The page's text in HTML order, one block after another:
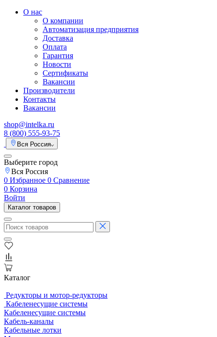
О нас
О компании
Автоматизация предприятия
Доставка
Оплата
Гарантия
Новости
Сертификаты
Вакансии
Производители
Контакты
Вакансии
shop@intelka.ru
8 (800) 555-93-75
Вся Россия
Выберите город
Вся Россия
0 Избранное 0 Сравнение
0 Корзина
Войти
Каталог товаров
Каталог
Редукторы и мотор-редукторы
Кабеленесущие системы
Кабеленесущие системы
Кабель-каналы
Кабельные лотки